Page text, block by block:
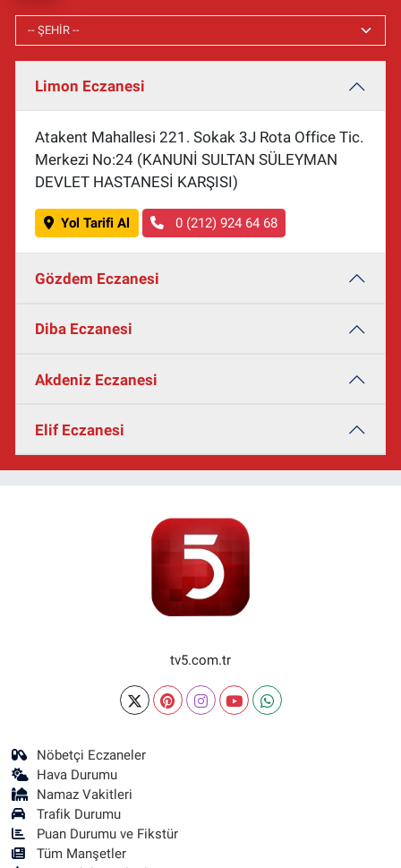
Limon Eczanesi
Atakent Mahallesi 221. Sokak 3J Rota Office Tic.
Merkezi No:24 (KANUNİ SULTAN SÜLEYMAN
DEVLET HASTANESİ KARŞISI)
Yol Tarifi Al 0 (212) 924 64 68
Gözdem Eczanesi
Diba Eczanesi
Akdeniz Eczanesi
Elif Eczanesi
tv5.com.tr
Nöbetçi Eczaneler
Hava Durumu
Namaz Vakitleri
Trafik Durumu
Puan Durumu ve Fikstür
Tüm Manşetler